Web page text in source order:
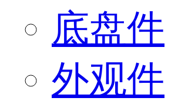
底盘件
外观件